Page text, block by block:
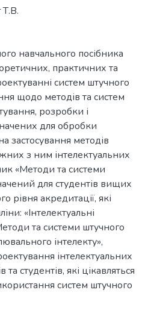
навчального посібника
практичних та
систем штучного
щодо методів та систем
розробки і
для обробки
застосування методів
з ним інтелектуальних
«Методи та системи
для студентів вищих
рівня акредитації, які
«Інтелектуальні
та системи штучного
інтелекту»,
інтелектуальних
студентів, які цікавляться
систем штучного